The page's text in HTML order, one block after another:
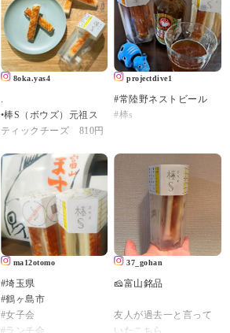
8oka.yas4
.
•棒S（ボウズ）元祖ス
ティックチーズ 810円
可愛らしいスティック
タイプのチーズかまぼ
こを発見！
てことで早速お取り寄
せ。
かまぼこ専門店「河内
屋」さんが開発したス
ーズ「棒S（ボウズ）」
の中から
たっぷり濃厚なチーズ
projectdive1
#常陸野ネストビール
#棒s
ma12otomo
#埼玉県
#鶴ヶ島市
#女子会
#ランチ会
37_gohan
🧀富山銘品
友人が過去一と言って
いたこちら